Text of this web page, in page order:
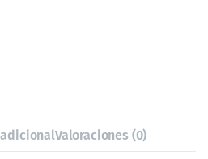
Valoraciones (0)